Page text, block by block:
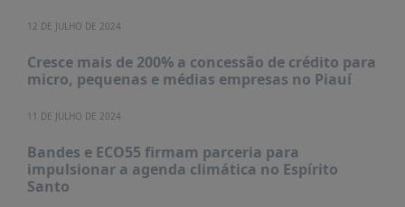
12 DE JULHO DE 2024
Cresce mais de 200% a concessão de crédito para
micro, pequenas e médias empresas no Piauí
11 DE JULHO DE 2024
Bandes e ECO55 firmam parceria para
impulsionar a agenda climática no Espírito
Santo